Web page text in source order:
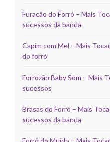
Furacão do Forró – Mais
sucessos da banda
Capim com Mel – Mais
do forró
Forrozão Baby Som – Mais
sucessos
Brasas do Forró – Mais
sucessos da banda